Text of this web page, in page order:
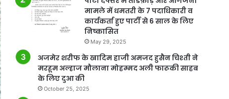
मामले में धमतरी के 7 पदाधिकारी व
कार्यकर्ता हुए पार्टी से 6 साल के लिए
निष्कासित
May 29, 2025
अजमेर शरीफ के खादिम हाजी अमजद हुसैन चिश्ती ने
मरहूम अल्हाज मौलाना मोहम्मद अली फारूकी साहब
के लिए दुआ की
October 25, 2025